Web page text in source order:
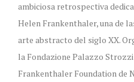
ambiciosa retrospectiva
Helen Frankenthaler, una de
arte abstracto del siglo XX.
la Fondazione Palazzo
Frankenthaler Foundation de